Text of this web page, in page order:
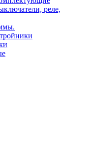
реле,